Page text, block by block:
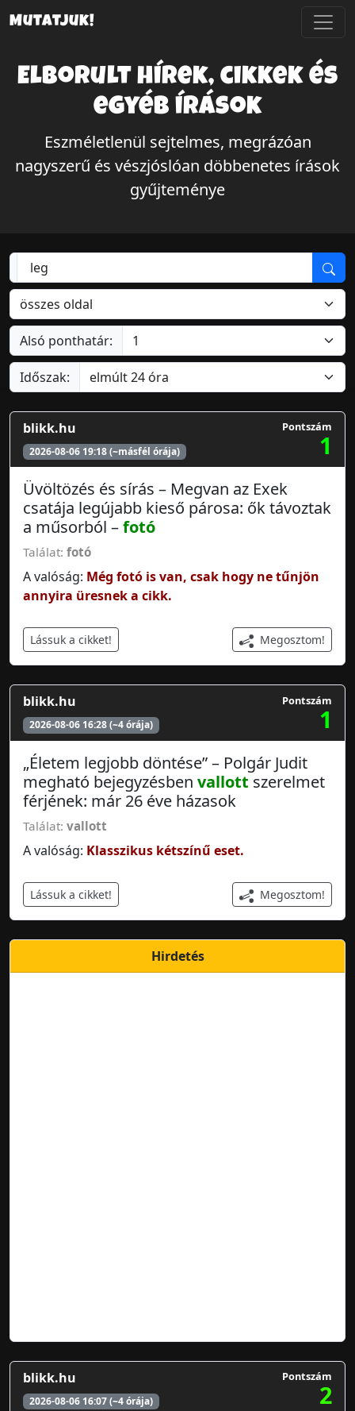
Mutatjuk!
Elborult hírek, cikkek és
egyéb írások
Eszméletlenül sejtelmes, megrázóan
nagyszerű és vészjóslóan döbbenetes írások
gyűjteménye
Alsó ponthatár:
Időszak:
blikk.hu
2026-08-06 19:18 (~másfél órája)
Pontszám
1
Üvöltözés és sírás – Megvan az Exek
csatája legújabb kieső párosa: ők távoztak
a műsorból –fotó
Találat: fotó
A valóság: Még fotó is van, csak hogy ne tűnjön
annyira üresnek a cikk.
Lássuk a cikket! Megosztom!
blikk.hu
2026-08-06 16:28 (~4 órája)
Pontszám
1
„Életem legjobb döntése” – Polgár Judit
megható bejegyzésben vallott szerelmet
férjének: már 26 éve házasok
Találat: vallott
A valóság: Klasszikus kétszínű eset.
Lássuk a cikket! Megosztom!
Hirdetés
blikk.hu
2026-08-06 16:07 (~4 órája)
Pontszám
2